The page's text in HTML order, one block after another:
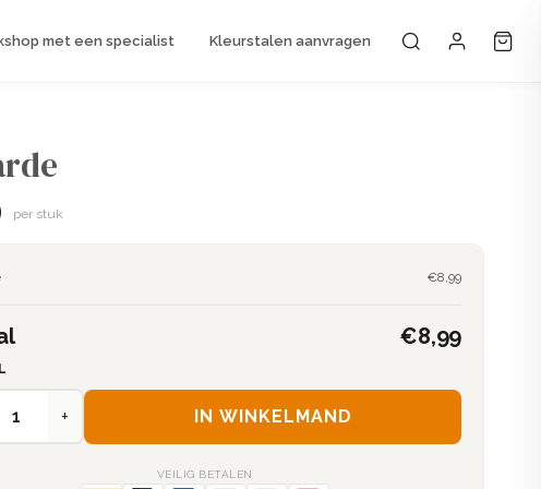
met een specialist Kleurstalen aanvragen
Mijn
per stuk
€8,99
€8,99
+ IN WINKELMAND
VEILIG BETALEN